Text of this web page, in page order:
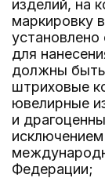
изделий, на
маркировку
установлено
для
должны
штриховые
ювелирные
и
Федерации;